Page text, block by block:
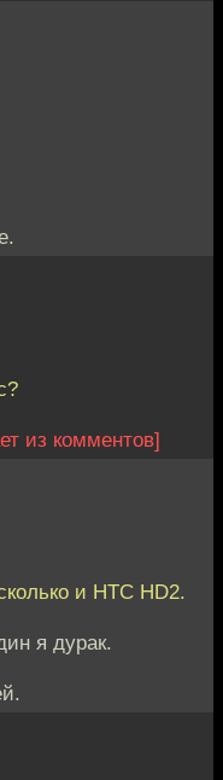
из комментов]
и HTC HD2.
я дурак.